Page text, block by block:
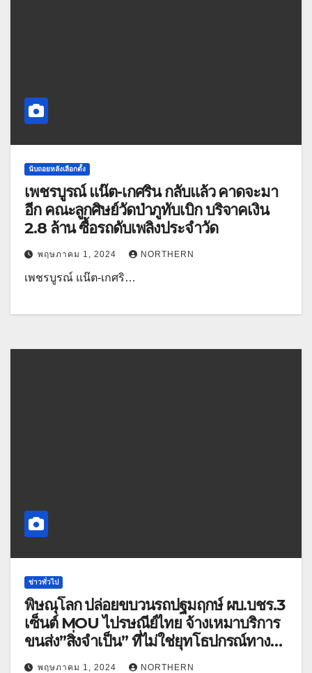
นับถอยหลังเลือกตั้ง
เพชรบูรณ์ แน๊ต-เกศริน กลับแล้ว คาดจะมา
อีก คณะลูกศิษย์วัดป่าภูทับเบิก บริจาคเงิน
2.8 ล้าน ซื้อรถดับเพลิงประจำวัด
พฤษภาคม 1, 2024 NORTHERN
เพชรบูรณ์ แน๊ต-เกศริ…
ข่าวทั่วไป
พิษณุโลก ปล่อยขบวนรถปฐมฤกษ์ ผบ.บชร.3
เซ็นต์ MOU ไปรษณีย์ไทย จ้างเหมาบริการ
ขนส่ง”สิ่งจำเป็น” ที่ไม่ใช่ยุทโธปกรณ์ทาง
ทหารพฤษภาคม 1, 2024 NORTHERN